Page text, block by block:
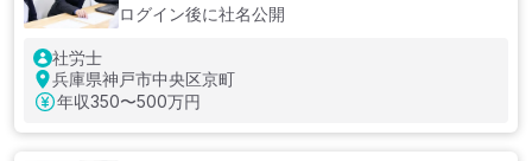
ログイン後に社名公開
社労士
兵庫県神戸市中央区京町
年収350〜500万円